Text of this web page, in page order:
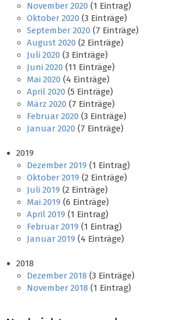
November 2020 (1 Eintrag)
Oktober 2020 (3 Einträge)
September 2020 (7 Einträge)
August 2020 (2 Einträge)
Juli 2020 (3 Einträge)
Juni 2020 (11 Einträge)
Mai 2020 (4 Einträge)
April 2020 (5 Einträge)
März 2020 (7 Einträge)
Februar 2020 (3 Einträge)
Januar 2020 (7 Einträge)
2019
Dezember 2019 (1 Eintrag)
Oktober 2019 (2 Einträge)
Juli 2019 (2 Einträge)
Mai 2019 (6 Einträge)
April 2019 (1 Eintrag)
Februar 2019 (1 Eintrag)
Januar 2019 (4 Einträge)
2018
Dezember 2018 (3 Einträge)
November 2018 (1 Eintrag)